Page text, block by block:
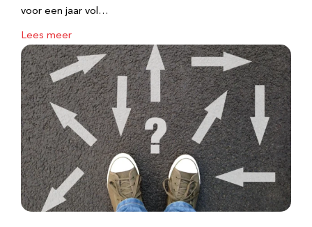
voor een jaar vol…
Lees meer